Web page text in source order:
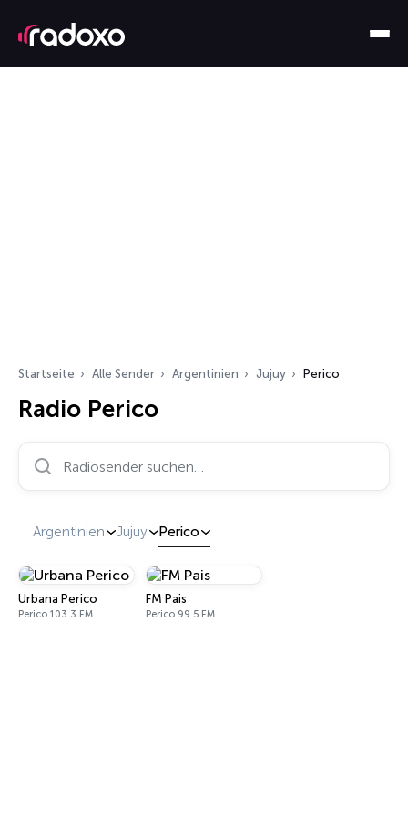
Startseite Alle Sender Argentinien Jujuy Perico
Radio Perico
Radiosender suchen…
Argentinien Jujuy Perico
Urbana Perico
Perico 103.3 FM
FM Pais
Perico 99.5 FM